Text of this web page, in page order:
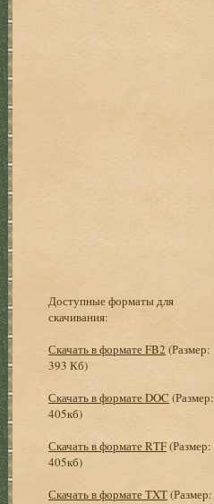
Доступные форматы для
скачивания:
Скачать в формате FB2 (Размер:
393 Кб)
Скачать в формате DOC (Размер:
405кб)
Скачать в формате RTF(Размер:
405кб)
Скачать в формате TXT(Размер: